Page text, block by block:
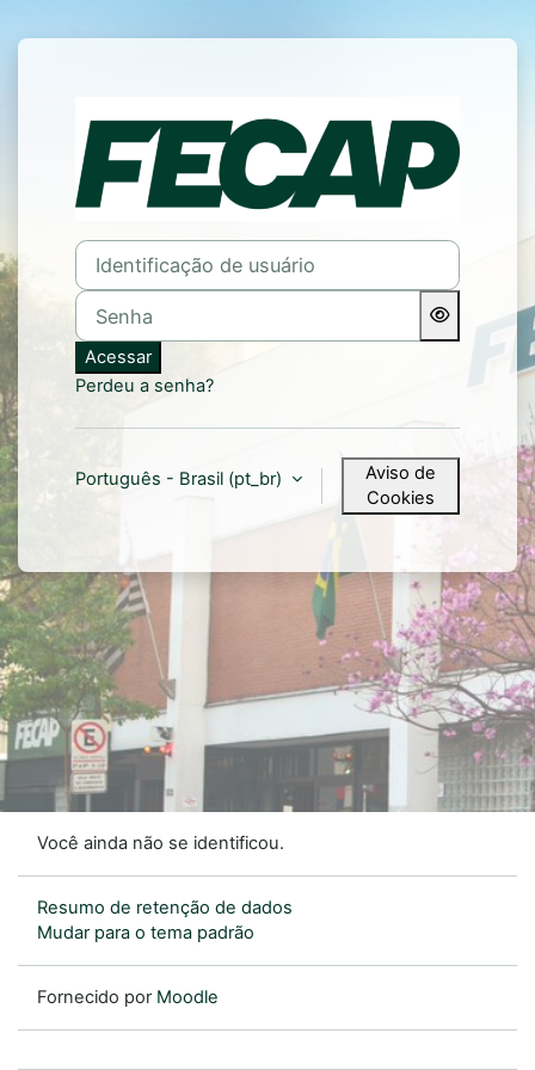
Acesso a FECAP
Identificação de usuário
Senha
Acessar
Perdeu a senha?
Português - Brasil ‎(pt_br)‎
Aviso de
Cookies
Você ainda não se identificou.
Resumo de retenção de dados
Mudar para o tema padrão
Fornecido por Moodle